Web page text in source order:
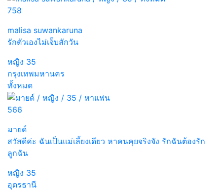
758
malisa suwankaruna
รักตัวเองไม่เจ็บสักวัน
หญิง 35
กรุงเทพมหานคร
ทั้งหมด
566
มายด์
สวัสดีค่ะ ฉันเป็นแม่เลี้ยงเดียว หาคนคุยจริงจัง รักฉันต้องรัก
ลูกฉัน
หญิง 35
อุดรธานี